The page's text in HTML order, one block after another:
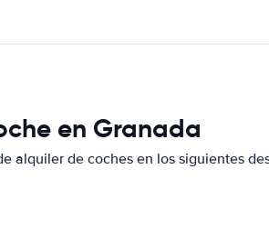
en Granada
alquiler de coches en los siguientes